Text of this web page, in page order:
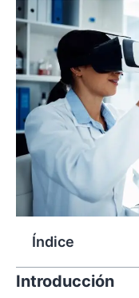
Índice
Introducción